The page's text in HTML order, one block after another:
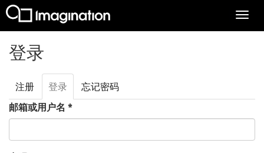
登录
主标签
注册 登录 （活
动标
忘记密码
邮箱或用户名 *